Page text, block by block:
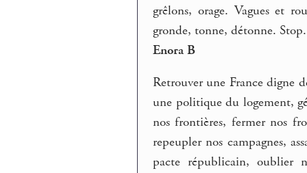
grêlons, orage. Vagues et
gronde, tonne, détonne. Stop.
Enora B
Retrouver une France digne
une politique du logement,
nos frontières, fermer nos
repeupler nos campagnes,
pacte républicain, oublier